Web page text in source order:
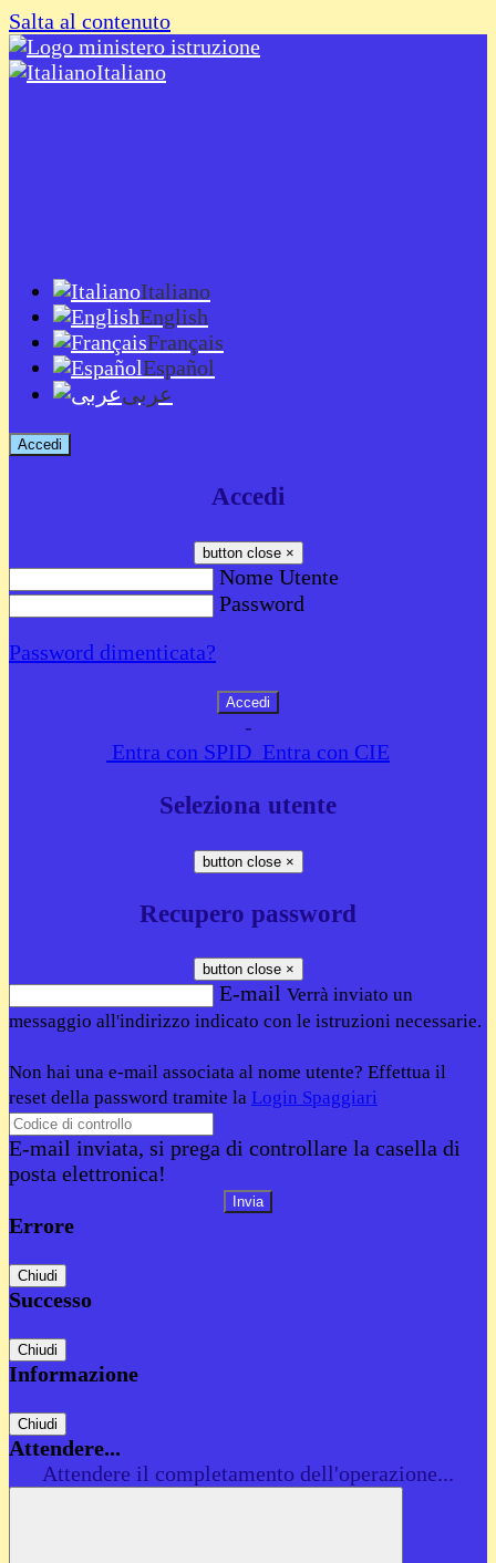
Salta al contenuto
Italiano
Italiano
English
Français
Español
عربى
Accedi
Accedi
button close ×
Nome Utente
Password
Password dimenticata?
-
Entra con SPID Entra con CIE
Seleziona utente
button close ×
Recupero password
button close ×
E-mail Verrà inviato un
messaggio all'indirizzo indicato con le istruzioni necessarie.
Non hai una e-mail associata al nome utente? Effettua il
reset della password tramite la Login Spaggiari
E-mail inviata, si prega di controllare la casella di
posta elettronica!
Errore
Chiudi
Successo
Chiudi
Informazione
Chiudi
Attendere...
Attendere il completamento dell'operazione...